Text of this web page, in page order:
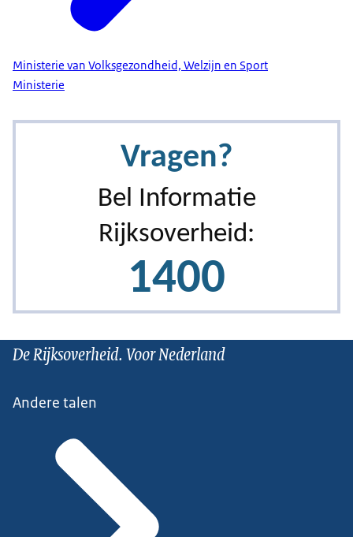
Ministerie van Volksgezondheid, Welzijn en Sport
Ministerie
De Rijksoverheid. Voor Nederland
Andere talen